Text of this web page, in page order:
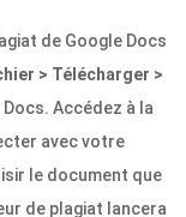
de Google Docs
> Télécharger >
Accédez à la
avec votre
le document que
de plagiat lancera